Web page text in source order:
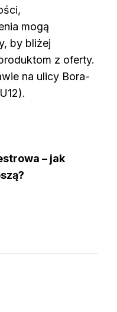
mogą
by bliżej
z oferty.
na ulicy Bora-
– jak